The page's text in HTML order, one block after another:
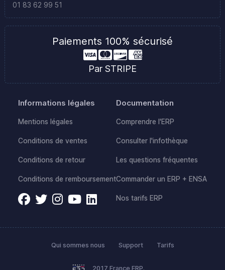
01 83 62 99 51
Paiements 100% sécurisé
Par STRIPE
Informations légales
Mentions légales
Conditions de ventes
Conditions de retour
Conditions de remboursement
Documentation
Comprendre l'ERP
Consulter l'infothèque
Les questions fréquentes
Commander un ERP + ENSA
Nos tarifs ERP
2017 France ERP.
Qui sommes nous Support Tarifs